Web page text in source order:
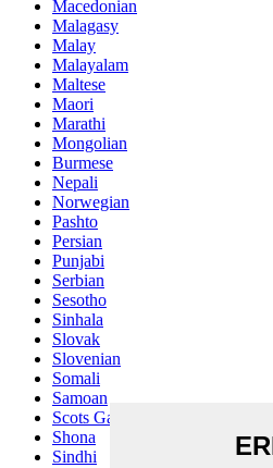
Macedonian
Malagasy
Malay
Malayalam
Maltese
Maori
Marathi
Mongolian
Burmese
Nepali
Norwegian
Pashto
Persian
Punjabi
Serbian
Sesotho
Sinhala
Slovak
Slovenian
Somali
Samoan
Scots Gaelic
Shona
Sindhi